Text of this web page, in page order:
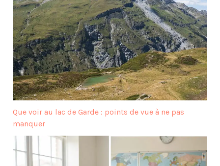
Que voir au lac de Garde : points de vue à ne pas
manquer